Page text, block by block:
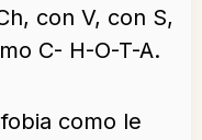
con V, con S,
C- H-O-T-A.
como le